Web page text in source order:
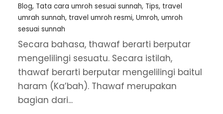
Blog, Tata cara umroh sesuai sunnah, Tips, travel
umrah sunnah, travel umroh resmi, Umroh, umroh
sesuai sunnah
Secara bahasa, thawaf berarti berputar
mengelilingi sesuatu. Secara istilah,
thawaf berarti berputar mengelilingi baitul
haram (Ka’bah). Thawaf merupakan
bagian dari...